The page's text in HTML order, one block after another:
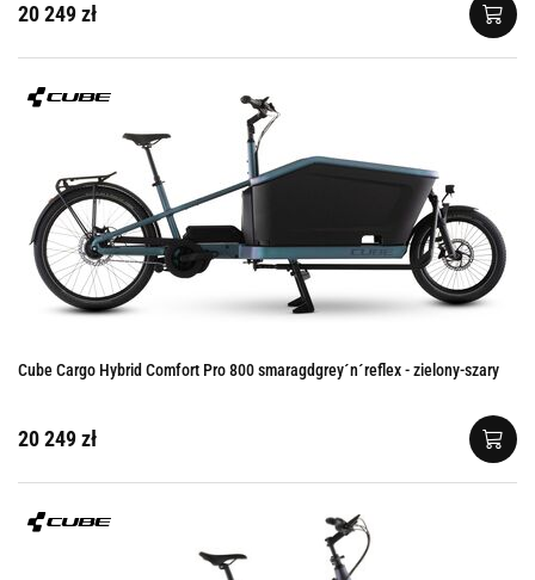
20 249 zł
Cube Cargo Hybrid Comfort Pro 800 smaragdgrey´n´reflex - zielony-szary
20 249 zł